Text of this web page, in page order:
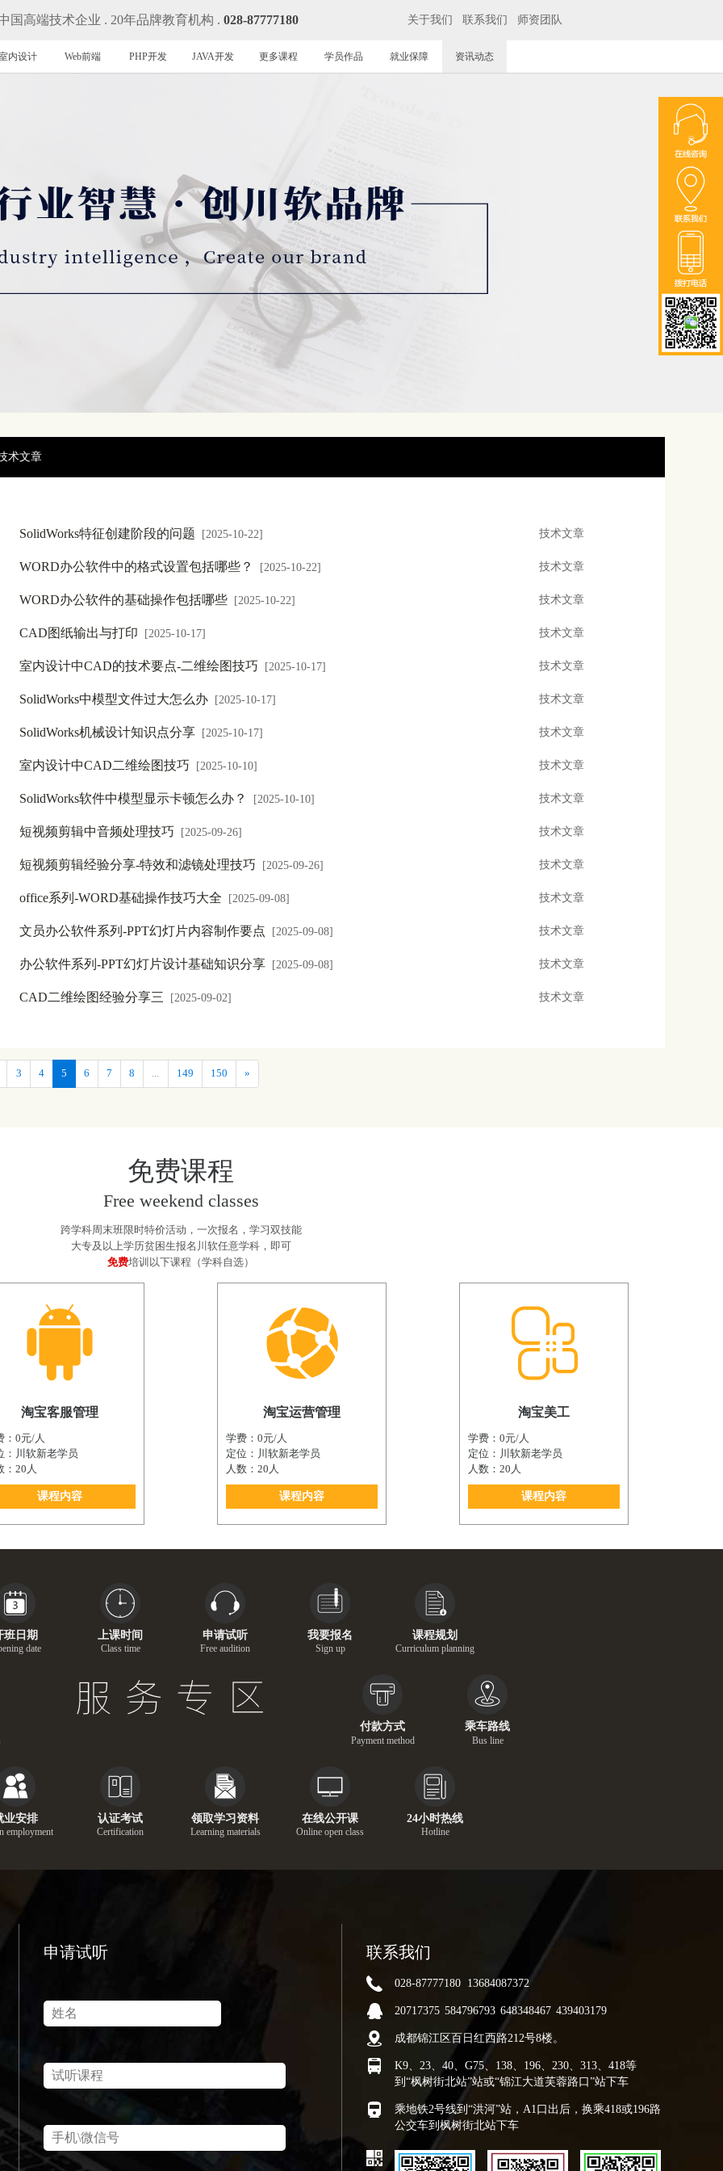
国高端技术企业 . 20年品牌教育机构 .028-87777180 关于我们 联系我们 师资团队
内设计 Web前端 PHP开发 JAVA开发 更多课程 学员作品 就业保障 资讯动态
术文章
SolidWorks特征创建阶段的问题 [2025-10-22] 技术文章
WORD办公软件中的格式设置包括哪些？ [2025-10-22] 技术文章
WORD办公软件的基础操作包括哪些 [2025-10-22] 技术文章
CAD图纸输出与打印 [2025-10-17] 技术文章
室内设计中CAD的技术要点-二维绘图技巧 [2025-10-17] 技术文章
SolidWorks中模型文件过大怎么办 [2025-10-17] 技术文章
SolidWorks机械设计知识点分享 [2025-10-17] 技术文章
室内设计中CAD二维绘图技巧 [2025-10-10] 技术文章
SolidWorks软件中模型显示卡顿怎么办？ [2025-10-10] 技术文章
短视频剪辑中音频处理技巧 [2025-09-26] 技术文章
短视频剪辑经验分享-特效和滤镜处理技巧 [2025-09-26] 技术文章
office系列-WORD基础操作技巧大全 [2025-09-08] 技术文章
文员办公软件系列-PPT幻灯片内容制作要点 [2025-09-08] 技术文章
办公软件系列-PPT幻灯片设计基础知识分享 [2025-09-08] 技术文章
CAD二维绘图经验分享三 [2025-09-02] 技术文章
3 4 5 6 7 8 ... 149 150 »
免费课程
Free weekend classes
跨学科周末班限时特价活动，一次报名，学习双技能
大专及以上学历贫困生报名川软任意学科，即可
免费培训以下课程（学科自选）
淘宝客服管理
：0元/人
：川软新老学员
：20人
课程内容
淘宝运营管理
学费：0元/人
定位：川软新老学员
人数：20人
课程内容
淘宝美工
学费：0元/人
定位：川软新老学员
人数：20人
课程内容
班日期
date
上课时间
Class time
申请试听
Free audition
我要报名
Sign up
课程规划
Curriculum planning
付款方式
Payment method
乘车路线
Bus line
业安排
employment
认证考试
Certification
领取学习资料
Learning materials
在线公开课
Online open class
24小时热线
Hotline
申请试听 联系我们
028-87777180 13684087372
20717375 584796793 648348467 439403179
成都锦江区百日红西路212号8楼。
K9、23、40、G75、138、196、230、313、418等
到“枫树街北站”站或“锦江大道芙蓉路口”站下车
乘地铁2号线到“洪河”站，A1口出后，换乘418或196路
公交车到枫树街北站下车